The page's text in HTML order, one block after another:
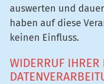
auswerten und
haben auf diese
keinen Einfluss.
WIDERRUF